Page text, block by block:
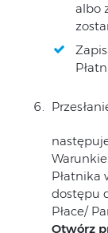
albo
Płatnika
dostępu
Płace/
Otwórz